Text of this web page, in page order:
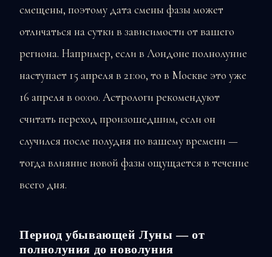
смещены, поэтому дата смены фазы может
отличаться на сутки в зависимости от вашего
региона. Например, если в Лондоне полнолуние
наступает 15 апреля в 21:00, то в Москве это уже
16 апреля в 00:00. Астрологи рекомендуют
считать переход произошедшим, если он
случился после полудня по вашему времени —
тогда влияние новой фазы ощущается в течение
всего дня.
Период убывающей Луны — от
полнолуния до новолуния